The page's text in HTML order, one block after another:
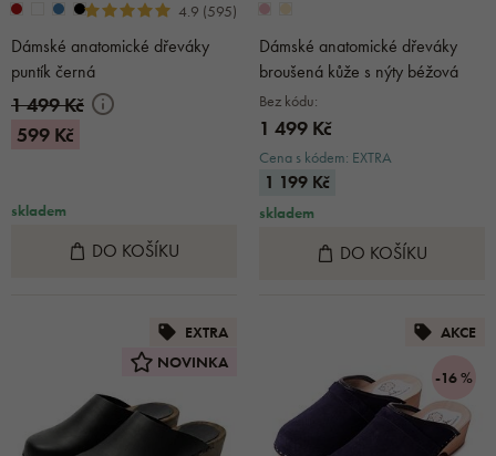
4.9 (595)
Dámské anatomické dřeváky
puntík černá
1 499 Kč
599 Kč
skladem
DO KOŠÍKU
Dámské anatomické dřeváky
broušená kůže s nýty béžová
Bez kódu:
1 499 Kč
Cena s kódem: EXTRA
1 199 Kč
skladem
DO KOŠÍKU
EXTRA
NOVINKA
AKCE
-16 %